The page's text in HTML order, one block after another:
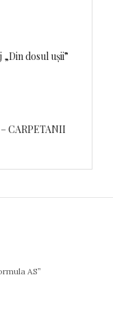
„Din dosul ușii”
CARPETANII
AS”